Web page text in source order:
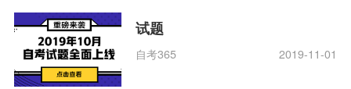
试题
自考365 2019-11-01